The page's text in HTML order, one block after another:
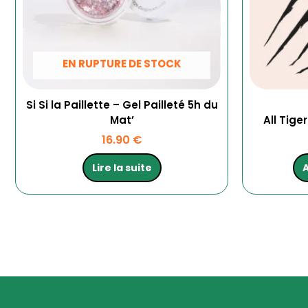
EN RUPTURE DE STOCK
Si Si la Paillette – Gel Pailleté 5h du
Mat’
16.90 €
Lire la suite
All